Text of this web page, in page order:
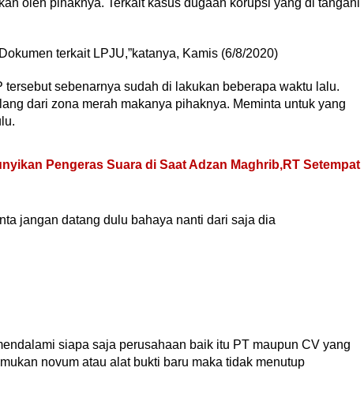
oleh pihaknya. Terkait kasus dugaan korupsi yang di tangani
terkait LPJU,”katanya, Kamis (6/8/2020)
sebenarnya sudah di lakukan beberapa waktu lalu.
dari zona merah makanya pihaknya. Meminta untuk yang
Pengeras Suara di Saat Adzan Maghrib,RT Setempat
jangan datang dulu bahaya nanti dari saja dia
siapa saja perusahaan baik itu PT maupun CV yang
novum atau alat bukti baru maka tidak menutup